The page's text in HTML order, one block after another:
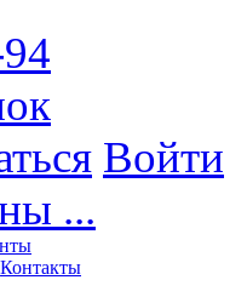
Войти
...
Контакты